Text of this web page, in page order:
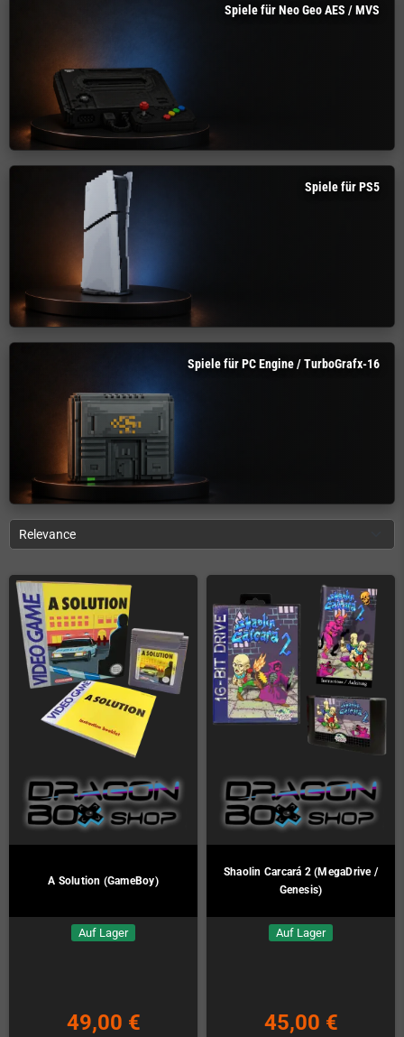
Spiele für Neo Geo AES / MVS
Spiele für PS5
Spiele für PC Engine / TurboGrafx-16
Relevance
A Solution (GameBoy)
Auf Lager
49,00 €
Shaolin Carcará 2 (MegaDrive /
Genesis)
Auf Lager
45,00 €